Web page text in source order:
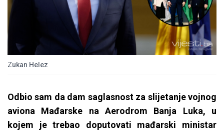
Zukan Helez
Odbio sam da dam saglasnost za slijetanje vojnog
aviona Mađarske na Aerodrom Banja Luka, u
kojem je trebao doputovati mađarski ministar